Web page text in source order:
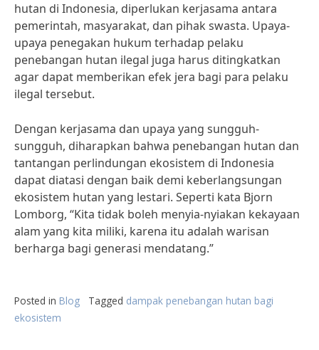
hutan di Indonesia, diperlukan kerjasama antara
pemerintah, masyarakat, dan pihak swasta. Upaya-
upaya penegakan hukum terhadap pelaku
penebangan hutan ilegal juga harus ditingkatkan
agar dapat memberikan efek jera bagi para pelaku
ilegal tersebut.
Dengan kerjasama dan upaya yang sungguh-
sungguh, diharapkan bahwa penebangan hutan dan
tantangan perlindungan ekosistem di Indonesia
dapat diatasi dengan baik demi keberlangsungan
ekosistem hutan yang lestari. Seperti kata Bjorn
Lomborg, “Kita tidak boleh menyia-nyiakan kekayaan
alam yang kita miliki, karena itu adalah warisan
berharga bagi generasi mendatang.”
Posted in Blog Tagged dampak penebangan hutan bagi
ekosistem